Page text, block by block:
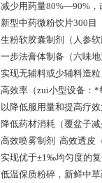
减少用药量80%—90%，
新型中药微粉饮
生粉软胶囊制剂（人参
一步法膏体制备（六
实现无辅料或少辅料
高效率（zui小型设备：*
以降低服用量和提高疗
降低药材消耗（覆盆子
高效喷雾制剂 高效透皮
实现优于±1‰均匀度的
低温保质粉碎，新鲜中